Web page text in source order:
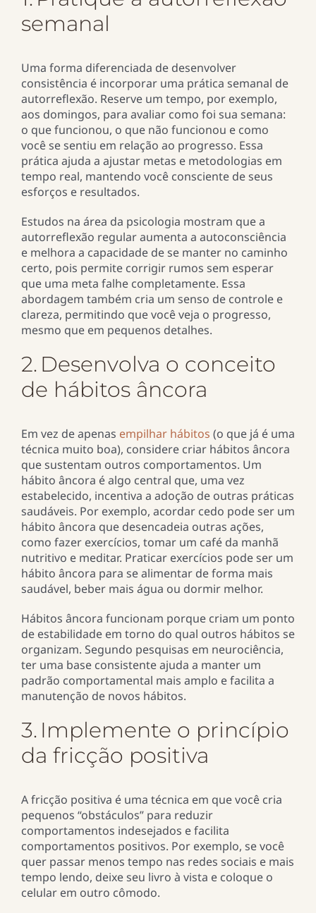
semanal
Uma forma diferenciada de desenvolver
consistência é incorporar uma prática semanal de
autorreflexão. Reserve um tempo, por exemplo,
aos domingos, para avaliar como foi sua semana:
o que funcionou, o que não funcionou e como
você se sentiu em relação ao progresso. Essa
prática ajuda a ajustar metas e metodologias em
tempo real, mantendo você consciente de seus
esforços e resultados.
Estudos na área da psicologia mostram que a
autorreflexão regular aumenta a autoconsciência
e melhora a capacidade de se manter no caminho
certo, pois permite corrigir rumos sem esperar
que uma meta falhe completamente. Essa
abordagem também cria um senso de controle e
clareza, permitindo que você veja o progresso,
mesmo que em pequenos detalhes.
2. Desenvolva o conceito
de hábitos âncora
Em vez de apenas empilhar hábitos (o que já é uma
técnica muito boa), considere criar hábitos âncora
que sustentam outros comportamentos. Um
hábito âncora é algo central que, uma vez
estabelecido, incentiva a adoção de outras práticas
saudáveis. Por exemplo, acordar cedo pode ser um
hábito âncora que desencadeia outras ações,
como fazer exercícios, tomar um café da manhã
nutritivo e meditar. Praticar exercícios pode ser um
hábito âncora para se alimentar de forma mais
saudável, beber mais água ou dormir melhor.
Hábitos âncora funcionam porque criam um ponto
de estabilidade em torno do qual outros hábitos se
organizam. Segundo pesquisas em neurociência,
ter uma base consistente ajuda a manter um
padrão comportamental mais amplo e facilita a
manutenção de novos hábitos.
3. Implemente o princípio
da fricção positiva
A fricção positiva é uma técnica em que você cria
pequenos “obstáculos” para reduzir
comportamentos indesejados e facilita
comportamentos positivos. Por exemplo, se você
quer passar menos tempo nas redes sociais e mais
tempo lendo, deixe seu livro à vista e coloque o
celular em outro cômodo.